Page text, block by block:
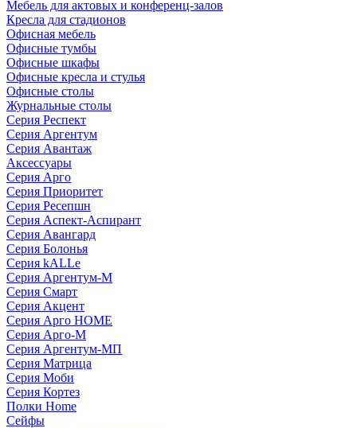
Мебель для актовых и конференц-залов
Кресла для стадионов
Офисная мебель
Офисные тумбы
Офисные шкафы
Офисные кресла и стулья
Офисные столы
Журнальные столы
Серия Респект
Серия Аргентум
Серия Авантаж
Аксессуары
Серия Арго
Серия Приоритет
Серия Ресепшн
Серия Аспект-Аспирант
Серия Авангард
Серия Болонья
Серия kALLe
Серия Аргентум-М
Серия Смарт
Серия Акцент
Серия Арго HOME
Серия Арго-М
Серия Аргентум-МП
Серия Матрица
Серия Моби
Серия Кортез
Полки Home
Сейфы